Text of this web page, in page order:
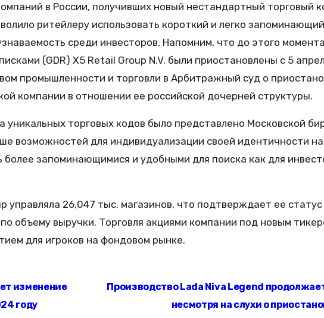
в России, получивших новый нестандартный торговый
ритейлеру использовать короткий и легко
среди инвесторов. Напомним, что до этого
(GDR) X5 Retail Group N.V. были приостановлены с 5
промышленности и торговли в Арбитражный суд о
компании в отношении ее российской дочерней структуры.
уникальных торговых кодов было представлено Московской
возможностей для индивидуализации своей идентичности
запоминающимися и удобными для поиска как для
управляла 26,047 тыс. магазинов, что подтверждает ее статус
объему выручки. Торговля акциями компании под новым
для игроков на фондовом рынке.
изменение
году
Производство Lada Niva Legend
несмотря на слухи о